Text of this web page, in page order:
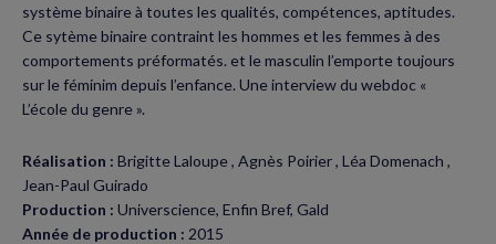
système binaire à toutes les qualités, compétences, aptitudes.
Ce sytème binaire contraint les hommes et les femmes à des
comportements préformatés. et le masculin l’emporte toujours
sur le féminim depuis l’enfance. Une interview du webdoc «
L’école du genre ».
Réalisation : Brigitte Laloupe , Agnès Poirier , Léa Domenach ,
Jean-Paul Guirado
Production : Universcience, Enfin Bref, Gald
Année de production : 2015